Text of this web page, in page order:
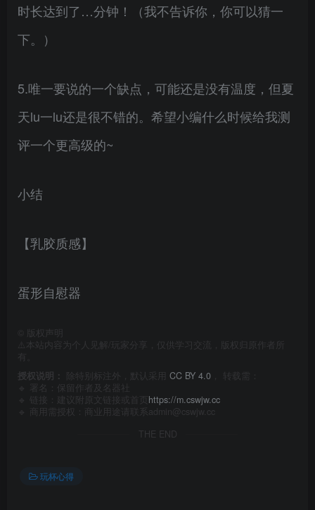
时长达到了…分钟！（我不告诉你，你可以猜一
下。）
5.唯一要说的一个缺点，可能还是没有温度，但夏
天lu一lu还是很不错的。希望小编什么时候给我测
评一个更高级的~
小结
【乳胶质感】
蛋形自慰器
版权声明
⚠️本站内容为个人见解/玩家分享，仅供学习交流，版权归原作者所
有。
授权说明：
除特别标注外，默认采用 CC BY 4.0 ， 转载需：
🔹 署名：保留作者及 名器社
🔹 链接：建议附原文链接或首页 https://m.cswjw.cc
🔹 商用需授权：商业用途请联系admin@cswjw.cc
THE END
玩杯心得